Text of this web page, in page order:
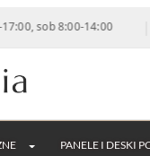
8:00-14:00 |
PANELE I DESKI